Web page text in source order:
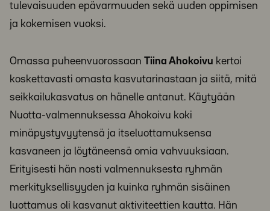
tulevaisuuden epävarmuuden sekä uuden oppimisen
ja kokemisen vuoksi.
Omassa puheenvuorossaan Tiina Ahokoivu kertoi
koskettavasti omasta kasvutarinastaan ja siitä, mitä
seikkailukasvatus on hänelle antanut. Käytyään
Nuotta-valmennuksessa Ahokoivu koki
minäpystyvyytensä ja itseluottamuksensa
kasvaneen ja löytäneensä omia vahvuuksiaan.
Erityisesti hän nosti valmennuksesta ryhmän
merkityksellisyyden ja kuinka ryhmän sisäinen
luottamus oli kasvanut aktiviteettien kautta. Hän